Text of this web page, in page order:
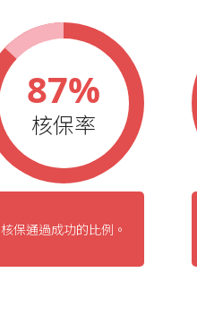
87%
核保率
核保通過成功的比例。